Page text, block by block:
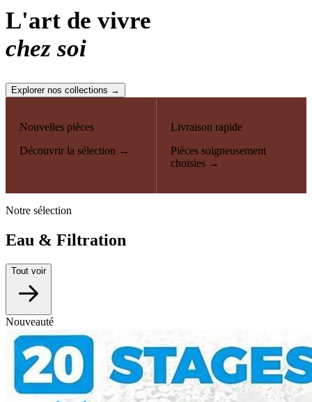
L'art de vivre
chez soi
Explorer nos collections →
Nouvelles pièces
Découvrir la sélection →
Livraison rapide
Pièces soigneusement
choisies →
Notre sélection
Eau & Filtration
Tout voir
Nouveauté